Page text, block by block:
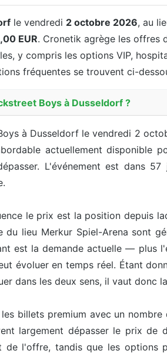
le vendredi 2 octobre 2026, au
EUR. Cronetik agrège les offres
y compris les options VIP,
fréquentes se trouvent ci-
Boys à Dusseldorf ?
à Dusseldorf le vendredi 2
actuellement disponible
L'événement est dans
le prix est la position depuis
lieu Merkur Spiel-Arena sont
est la demande actuelle — plus
évoluer en temps réel. Étant
dans les deux sens, il vaut donc
billets premium avec un
largement dépasser le prix
de l'offre, tandis que les options